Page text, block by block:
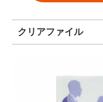
クリアファイル